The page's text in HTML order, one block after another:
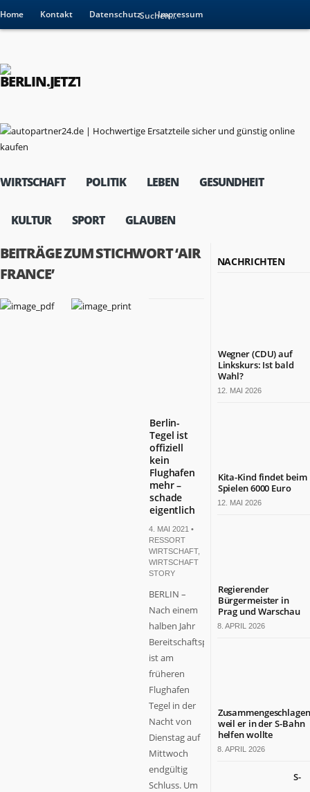
Home Kontakt Datenschutz Impressum
WIRTSCHAFT POLITIK LEBEN GESUNDHEIT
KULTUR SPORT GLAUBEN
BEITRÄGE ZUM STICHWORT ‘AIR
FRANCE’
Berlin-
Tegel ist
offiziell
kein
Flughafen
mehr –
schade
eigentlich
4. MAI 2021 •
RESSORT
WIRTSCHAFT,
WIRTSCHAFT
STORY
BERLIN –
Nach einem
halben Jahr
Bereitschaftsphase
ist am
früheren
Flughafen
Tegel in der
Nacht von
Dienstag auf
Mittwoch
endgültig
Schluss. Um
NACHRICHTEN
Wegner (CDU) auf
Linkskurs: Ist bald
Wahl?
12. MAI 2026
Kita-Kind findet beim
Spielen 6000 Euro
12. MAI 2026
Regierender
Bürgermeister in
Prag und Warschau
8. APRIL 2026
weil er in der S-Bahn
helfen wollte
8. APRIL 2026
S-